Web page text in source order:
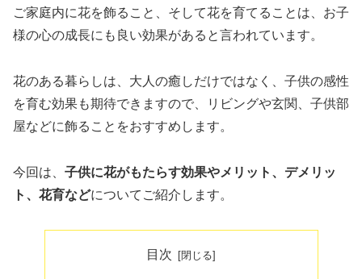
ご家庭内に花を飾ること、そして花を育てることは、お子
様の心の成長にも良い効果があると言われています。
花のある暮らしは、大人の癒しだけではなく、子供の感性
を育む効果も期待できますので、リビングや玄関、子供部
屋などに飾ることをおすすめします。
今回は、 子供に花がもたらす効果やメリット、デメリッ
ト、花育などについてご紹介します。
目次